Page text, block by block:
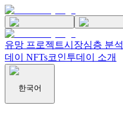
유망 프로젝트시장심층 분석
데이 NFTs코인투데이 소개
한국어